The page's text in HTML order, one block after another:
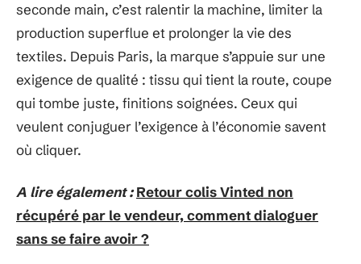
seconde main, c’est ralentir la machine, limiter la
production superflue et prolonger la vie des
textiles. Depuis Paris, la marque s’appuie sur une
exigence de qualité : tissu qui tient la route, coupe
qui tombe juste, finitions soignées. Ceux qui
veulent conjuguer l’exigence à l’économie savent
où cliquer.
A lire également : Retour colis Vinted non
récupéré par le vendeur, comment dialoguer
sans se faire avoir ?